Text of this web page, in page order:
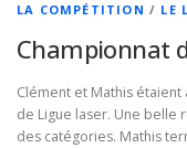
LA COMPÉTITION / LE
Championnat
Clément et Mathis
de Ligue laser. Une belle
des catégories. Mathis